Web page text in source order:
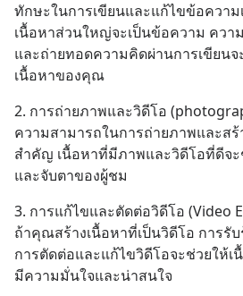
ทักษะในการเขียนและแก้ไขข้อความ
เนื้อหาส่วนใหญ่จะเป็นข้อความ ควา
และถ่ายทอดความคิดผ่านการเขียน
เนื้อหาของคุณ
ความสามารถในการถ่ายภาพและส
สำคัญ เนื้อหาที่มีภาพและวิดีโอที่ดีจ
และจับตาของผู้ชม
3. การแก้ไขและตัดต่อวิดีโอ (Video
ถ้าคุณสร้างเนื้อหาที่เป็นวิดีโอ การรั
การตัดต่อและแก้ไขวิดีโอจะช่วยให้
มีความมั่นใจและน่าสนใจ